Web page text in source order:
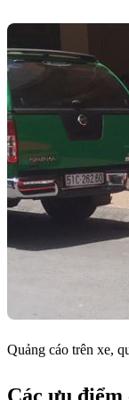
Quảng cáo trên xe,
Các ưu điểm